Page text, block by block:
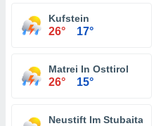
Kufstein
26° 17°
Matrei In Osttirol
26° 15°
Neustift Im Stubaital